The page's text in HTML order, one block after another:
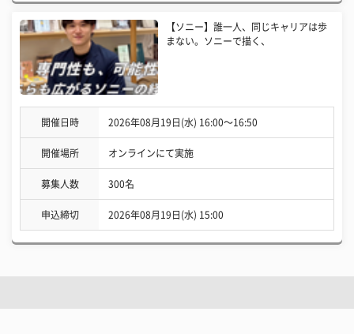
【ソニー】誰一人、同じキャリアは歩
まない。ソニーで描く、
開催日時 2026年08月19日(水) 16:00〜16:50
開催場所 オンラインにて実施
募集人数 300名
申込締切 2026年08月19日(水) 15:00